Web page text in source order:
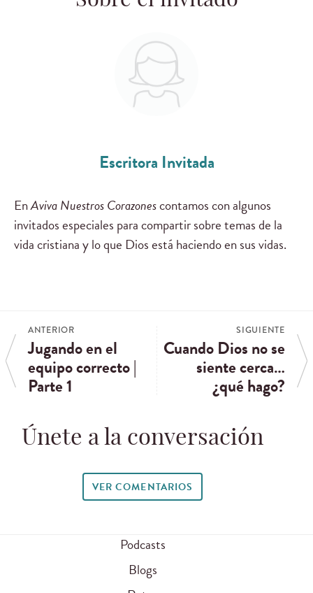
Escritora Invitada
EnAviva Nuestros Corazonescontamos con algunos
invitados especiales para compartir sobre temas de la
vida cristiana y lo que Dios está haciendo en sus vidas.
ANTERIOR
Jugando en el
equipo correcto |
Parte 1
SIGUIENTE
Cuando Dios no se
siente cerca…
¿qué hago?
Únete a la conversación
VER COMENTARIOS
Podcasts
Blogs